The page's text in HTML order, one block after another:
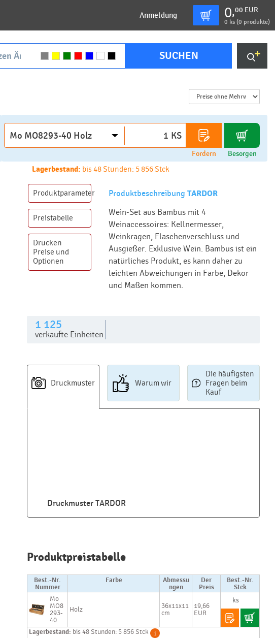
Anmeldung 0,00 EUR
0 ks (0 produkte)
SUCHEN
KS
Fordern Besorgen
Lagerbestand: bis 48 Stunden: 5 856 Stck
Produktbeschreibung TARDOR
Wein-Set aus Bambus mit 4
Weinaccessoires: Kellnermesser,
Weinkragen, Flaschenverschluss und
Ausgießer. Exklusive Wein. Bambus ist ein
natürliches Produkt, es kann daher zu
leichten Abweichungen in Farbe, Dekor
und Maßen kommen.
Produktparameter
Preistabelle
Drucken
Preise und
Optionen
1 125
verkaufte Einheiten
Druckmuster
Druckmuster TARDOR
Warum wir
Die häufigsten
Fragen beim
Kauf
nákupe
predmetov
Ako realizujete
premedy?
Produktpreistabelle
Best.-Nr.
Nummer
Farbe
Abmessu
ngen
Der
Preis
Best.-Nr.
Stck
Mo
MO8
293-
40
Holz
36x11x11
cm
19,66
EUR
Lagerbestand: bis 48 Stunden: 5 856 Stck